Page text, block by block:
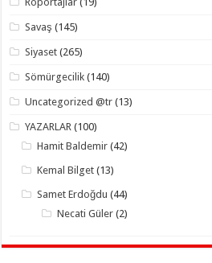
Savaş (145)
Siyaset (265)
Sömürgecilik (140)
Uncategorized @tr (13)
YAZARLAR (100)
Hamit Baldemir (42)
Kemal Bilget (13)
Samet Erdoğdu (44)
Necati Güler (2)